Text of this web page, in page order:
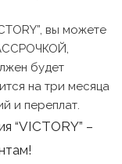
вы можете
будет
на три месяца
и переплат.
“VICTORY” –